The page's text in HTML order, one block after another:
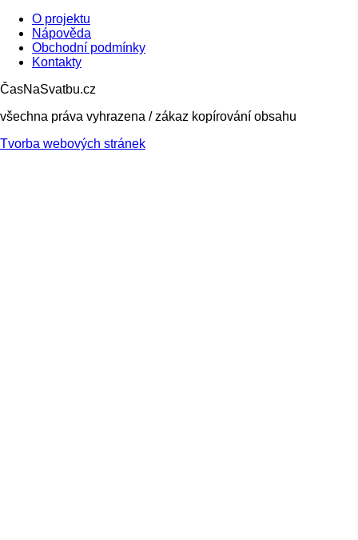
O projektu
Nápověda
Obchodní podmínky
Kontakty
ČasNaSvatbu.cz
všechna práva vyhrazena / zákaz kopírování obsahu
Tvorba webových stránek